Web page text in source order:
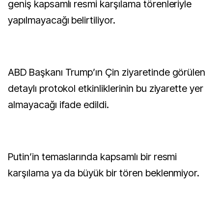
geniş kapsamlı resmi karşılama törenleriyle
yapılmayacağı belirtiliyor.
ABD Başkanı Trump’ın Çin ziyaretinde görülen
detaylı protokol etkinliklerinin bu ziyarette yer
almayacağı ifade edildi.
Putin’in temaslarında kapsamlı bir resmi
karşılama ya da büyük bir tören beklenmiyor.